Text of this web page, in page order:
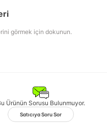
görmek için dokunun.
Ürünün Sorusu Bulunmuyor.
Satıcıya Soru Sor